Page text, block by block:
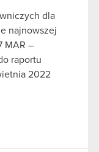
dla
najnowszej
MAR –
raportu
2022